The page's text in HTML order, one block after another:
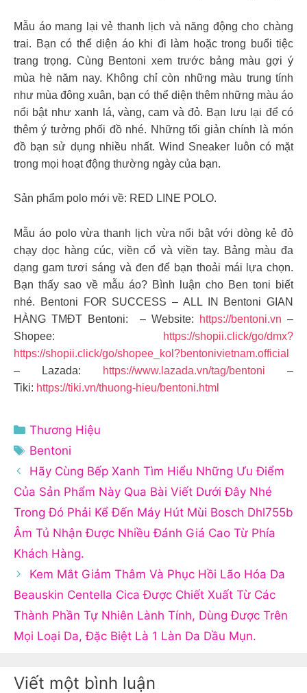
Mẫu áo mang lại vẻ thanh lịch và năng động cho chàng
trai. Bạn có thể diện áo khi đi làm hoặc trong buổi tiệc
trang trọng. Cùng Bentoni xem trước bảng màu gợi ý
mùa hè năm nay. Không chỉ còn những màu trung tính
như mùa đông xuân, bạn có thể diện thêm những màu áo
nổi bật như xanh lá, vàng, cam và đỏ. Bạn lưu lại để có
thêm ý tưởng phối đồ nhé. Những tối giản chính là món
đồ bạn sử dụng nhiều nhất. Wind Sneaker luôn có mặt
trong mọi hoạt động thường ngày của bạn.
Sản phẩm polo mới về: RED LINE POLO.
Mẫu áo polo vừa thanh lịch vừa nổi bật với dòng kẻ đỏ
chạy dọc hàng cúc, viền cổ và viền tay. Bảng màu đa
dạng gam tươi sáng và đen để bạn thoải mái lựa chọn.
Bạn thấy sao về mẫu áo? Bình luận cho Ben toni biết
nhé. Bentoni FOR SUCCESS – ALL IN Bentoni GIAN
HÀNG TMĐT Bentoni: – Website:
https://bentoni.vn –
Shopee:
https://shopii.click/go/dmx?
https://shopii.click/go/shopee_kol?bentonivietnam.official
– Lazada:
https://www.lazada.vn/tag/bentoni –
Tiki: https://tiki.vn/thuong-hieu/bentoni.html
Danh
mục
Thương Hiệu
Thẻ
Bentoni
Hãy Cùng Bếp Xanh Tìm Hiểu Những Ưu Điểm
Của Sản Phẩm Này Qua Bài Viết Dưới Đây Nhé
Trong Đó Phải Kể Đến Máy Hút Mùi Bosch Dhl755b
Âm Tủ Nhận Được Nhiều Đánh Giá Cao Từ Phía
Khách Hàng.
Kem Mắt Giảm Thâm Và Phục Hồi Lão Hóa Da
Beauskin Centella Cica Được Chiết Xuất Từ Các
Thành Phần Tự Nhiên Lành Tính, Dùng Được Trên
Mọi Loại Da, Đặc Biệt Là 1 Làn Da Dầu Mụn.
Viết một bình luận